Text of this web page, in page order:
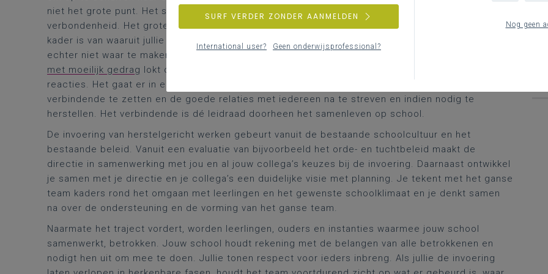
niet het grote punt. Het schoolteam zal zich wel herkennen in de grote principes van
verbondenheid. Het grote punt is om iedereen ervan te overtuigen dat verbindend werken het
kader is van waaruit jullie op school zullen werken. De eis dat iedereen altijd verbindend werkt, is
echter niet waar te maken en in tegenspraak met de principes van verbindend werken.
met moeilijk gedrag lokt ook emotionele reacties uit; daardoor uit je wel eens meer ‘repressieve’
reacties. Het gaat er in een verbindend schoolklimaat om steeds weer een stap naar het
verbindende te zetten en de goede relaties met iedereen na te streven en indien nodig te
herstellen. Het verbindende is dé leidraad doorheen het samenleven op school.
De invoering van herstelgericht werken gebeurt vanuit de bestaande schoolcultuur en het
bestaande beleid. Vanuit een evaluatie van bijvoorbeeld het orde- en tuchtbeleid maakt de
directie in samenwerking met jou en al jouw collega’s keuzes bij de invoering. Daarnaast ontwikkel
je samen met je directie en je collega’s een duidelijke visie met planning. Je tekent met het ganse
team kaders rond het omgaan met leerlingen en het gewenste schoolklimaat en je denkt samen
na over de ondersteuning en de vorming van het ganse team.
Naarmate het traject vordert, worden leerlingen, ouders en instanties waarmee jouw school
samenwerkt, betrokken. Jouw school houdt rekening met de belangen van alle betrokkenen en
nodigt hen uit om mee te doen. Jullie tonen respect voor ieders inbreng. Als jullie de invoering
Nog geen
SURF VERDER ZONDER AANMELDEN
International user? Geen onderwijsprofessional?